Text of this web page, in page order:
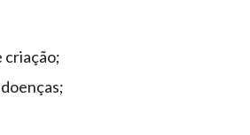
criação;